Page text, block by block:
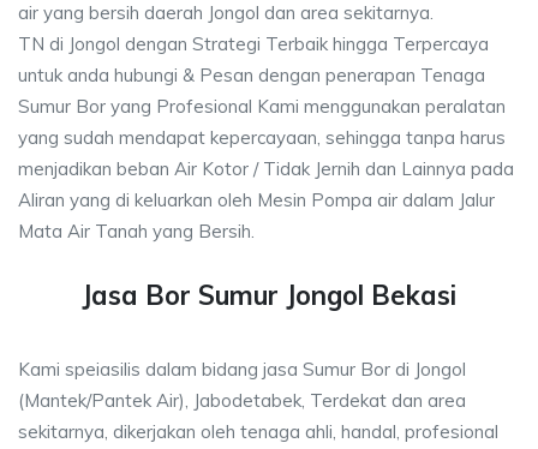
air yang bersih daerah Jongol dan area sekitarnya.
TN di Jongol dengan Strategi Terbaik hingga Terpercaya
untuk anda hubungi & Pesan dengan penerapan Tenaga
Sumur Bor yang Profesional Kami menggunakan peralatan
yang sudah mendapat kepercayaan, sehingga tanpa harus
menjadikan beban Air Kotor / Tidak Jernih dan Lainnya pada
Aliran yang di keluarkan oleh Mesin Pompa air dalam Jalur
Mata Air Tanah yang Bersih.
Jasa Bor Sumur Jongol Bekasi
Kami speiasilis dalam bidang jasa Sumur Bor di Jongol
(Mantek/Pantek Air), Jabodetabek, Terdekat dan area
sekitarnya, dikerjakan oleh tenaga ahli, handal, profesional